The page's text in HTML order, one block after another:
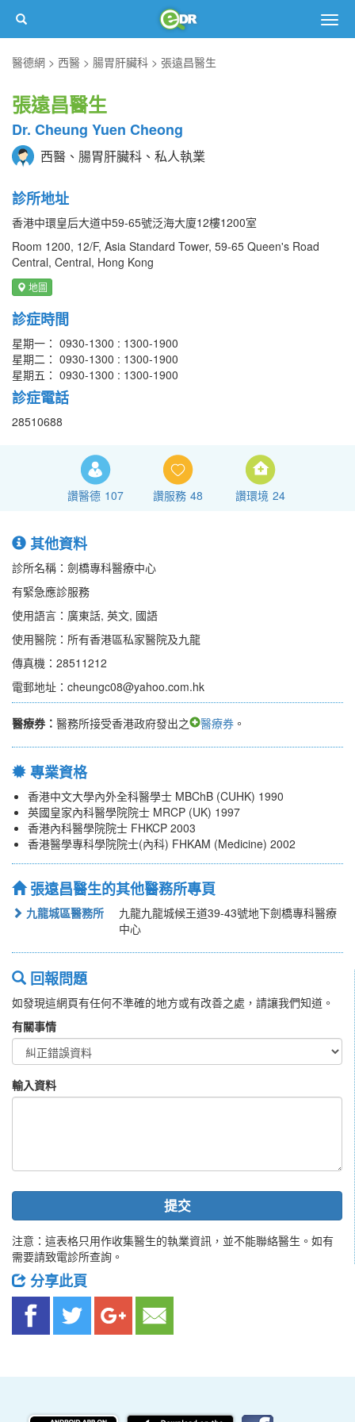
醫德網
西醫 腸胃肝臟科 張遠昌醫生
張遠昌醫生
Dr. Cheung Yuen Cheong
西醫、腸胃肝臟科、私人執業
診所地址
香港中環皇后大道中59-65號泛海大廈12樓1200室
Room 1200, 12/F, Asia Standard Tower, 59-65 Queen's Road
Central, Central, Hong Kong
地圖
診症時間
星期一： 0930-1300 : 1300-1900
星期二： 0930-1300 : 1300-1900
星期五： 0930-1300 : 1300-1900
診症電話
28510688
讚醫德 107 讚服務 48 讚環境 24
其他資料
診所名稱：劍橋專科醫療中心
有緊急應診服務
使用語言：廣東話, 英文, 國語
使用醫院：所有香港區私家醫院及九龍
傳真機：28511212
電郵地址：cheungc08@yahoo.com.hk
醫療券： 醫務所接受香港政府發出之 醫療券 。
專業資格
香港中文大學內外全科醫學士 MBChB (CUHK) 1990
英國皇家內科醫學院院士 MRCP (UK) 1997
香港內科醫學院院士 FHKCP 2003
香港醫學專科學院院士(內科) FHKAM (Medicine) 2002
張遠昌醫生的其他醫務所專頁
九龍城區醫務所
九龍九龍城候王道39-43號地下劍橋專科醫療
中心
回報問題
如發現這網頁有任何不準確的地方或有改善之處，請讓我們知道。
有關事情
輸入資料
提交
注意：這表格只用作收集醫生的執業資訊，並不能聯絡醫生。如有
需要請致電診所查詢。
分享此頁